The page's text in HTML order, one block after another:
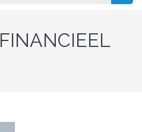
naar:
FINANCIEEL